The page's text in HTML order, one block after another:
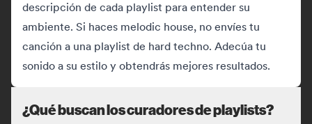
descripción de cada playlist para entender su
ambiente. Si haces melodic house, no envíes tu
canción a una playlist de hard techno. Adecúa tu
sonido a su estilo y obtendrás mejores resultados.
¿Qué buscan los curadores de playlists?